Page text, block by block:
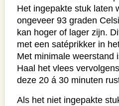
Het ingepakte stuk laten
ongeveer 93 graden
kan hoger of lager zijn.
met een satéprikker in
Met minimale weerstand
Haal het vlees
deze 20 á 30 minuten
Als het niet ingepakte